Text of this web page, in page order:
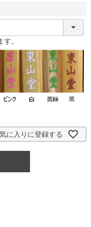
。
に入りに登録する